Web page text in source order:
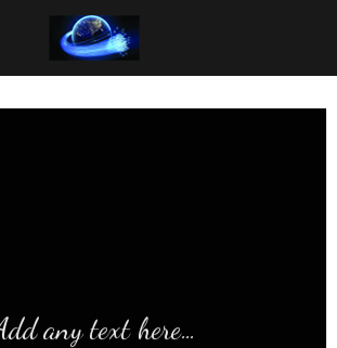
any text here…